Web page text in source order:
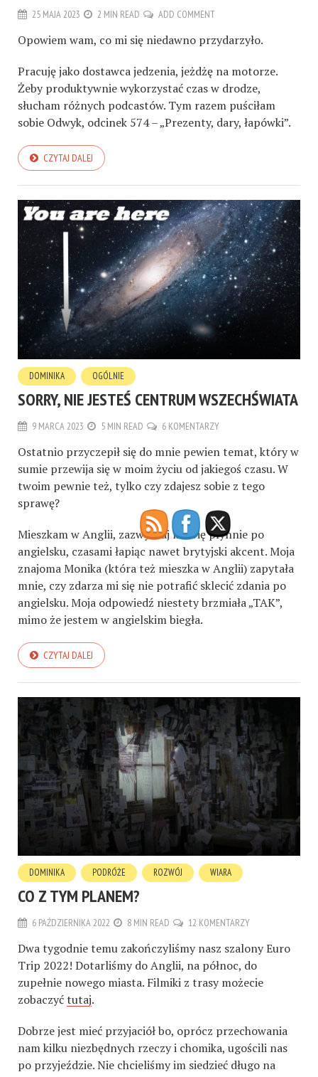
25 MAJA 2023 2 MIN READ ADD COMMENT
Opowiem wam, co mi się niedawno przydarzyło.
Pracuję jako dostawca jedzenia, jeżdżę na motorze.
Żeby produktywnie wykorzystać czas w drodze,
słucham różnych podcastów. Tym razem puściłam
sobie Odwyk, odcinek 574 – „Prezenty, dary, łapówki”.
CZYTAJ DALEJ
DOMINIKA OGÓLNIE
SORRY, NIE JESTEŚ CENTRUM WSZECHŚWIATA
9 MARCA 2023 5 MIN READ 6 KOMENTARZY
Ostatnio przyczepił się do mnie pewien temat, który w
sumie przewija się w moim życiu od jakiegoś czasu.W
twoim pewnie też, tylko czy zdajesz sobie z tego
sprawę?
Mieszkam w Anglii, zazwyczajmówię płynnie po
angielsku, czasami łapiąc nawet brytyjski akcent. Moja
znajomaMonika (która też mieszka w Anglii) zapytała
mnie, czy zdarza mi się nie potrafić sklecić zdania po
angielsku. Moja odpowiedź niestety brzmiała „TAK”,
mimo że jestem w angielskim biegła.
CZYTAJ DALEJ
DOMINIKA PODRÓŻE ROZWÓJ WIARA
CO Z TYM PLANEM?
6 PAŹDZIERNIKA 2022 8 MIN READ 12 KOMENTARZY
Dwa tygodnie temu zakończyliśmy nasz szalony Euro
Trip 2022! Dotarliśmy do Anglii, na północ, do
zupełnie nowego miasta. Filmiki z trasy możecie
zobaczyćtutaj.
Dobrze jest mieć przyjaciół bo, oprócz przechowania
nam kilku niezbędnych rzeczy i chomika, ugościli nas
po przyjeździe. Nie chcieliśmy im siedzieć długo na